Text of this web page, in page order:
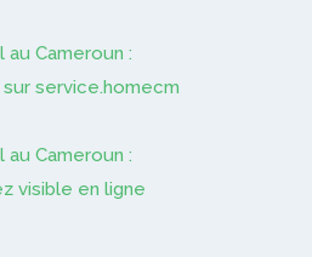
Cameroun :
sur service.homecm
Cameroun :
visible en ligne